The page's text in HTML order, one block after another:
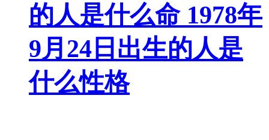
的人是什么命 1978年
9月24日出生的人是
什么性格